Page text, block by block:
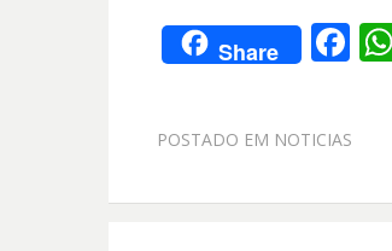
Share F
b
o
POSTADO EM NOTICIAS